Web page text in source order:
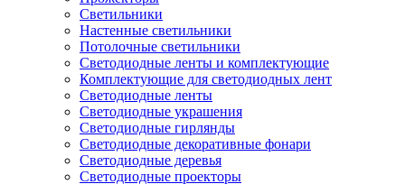
Светильники
Настенные светильники
Потолочные светильники
Светодиодные ленты и комплектующие
Комплектующие для светодиодных лент
Светодиодные ленты
Светодиодные украшения
Светодиодные гирлянды
Светодиодные декоративные фонари
Светодиодные деревья
Светодиодные проекторы